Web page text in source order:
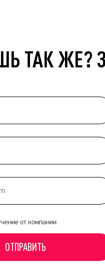
ТАК ЖЕ?
от компании
ОТПРАВИТЬ